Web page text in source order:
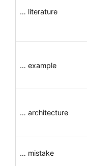
… literature
… example
… architecture
… mistake